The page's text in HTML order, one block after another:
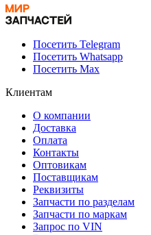
Посетить Telegram
Посетить Whatsapp
Посетить Max
Клиентам
О компании
Доставка
Оплата
Контакты
Оптовикам
Поставщикам
Реквизиты
Запчасти по разделам
Запчасти по маркам
Запрос по VIN